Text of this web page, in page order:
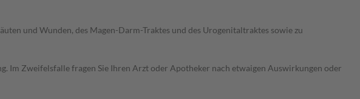
und Wunden, des Magen-Darm-Traktes und des Urogenitaltraktes sowie zu
Im Zweifelsfalle fragen Sie Ihren Arzt oder Apotheker nach etwaigen Auswirkungen oder